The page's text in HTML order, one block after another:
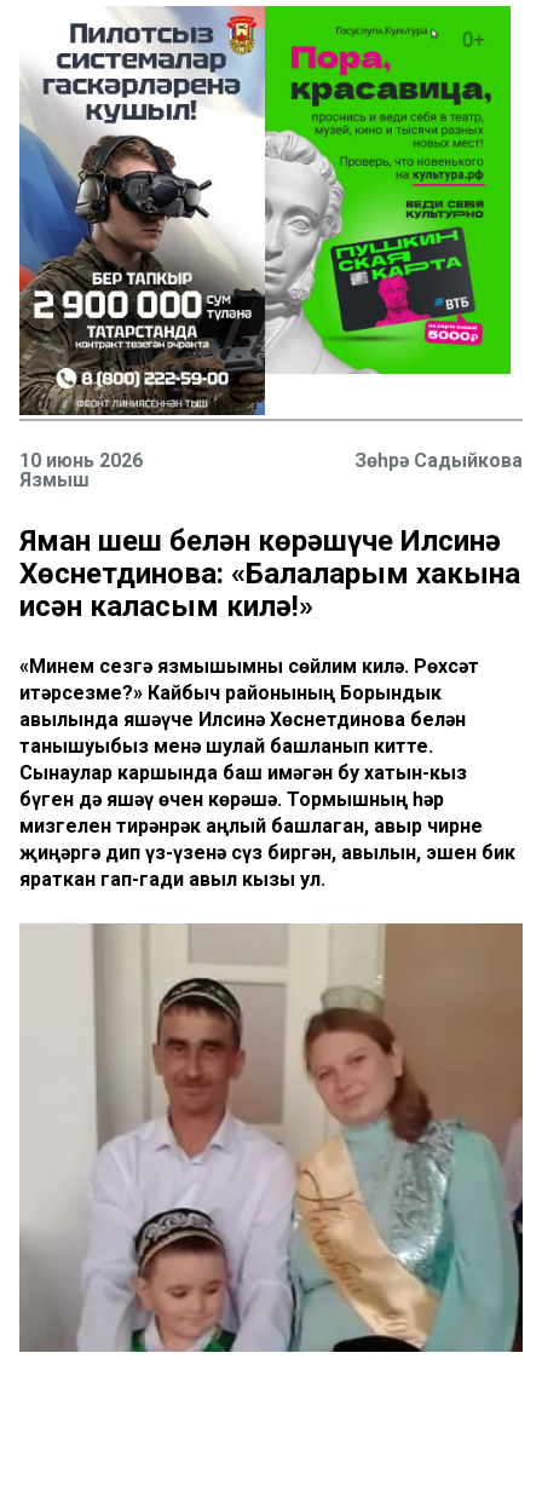
10 июнь 2026
Язмыш
Зөһрә Садыйкова
Яман шеш белән көрәшүче Илсинә
Хөснетдинова: «Балаларым хакына
исән каласым килә!»
«Минем сезгә язмышымны сөйлим килә. Рөхсәт
итәрсезме?» Кайбыч районының Борындык
авылында яшәүче Илсинә Хөснетдинова белән
танышуыбыз менә шулай башланып китте.
Сынаулар каршында баш имәгән бу хатын-кыз
бүген дә яшәү өчен көрәшә. Тормышның һәр
мизгелен тирәнрәк аңлый башлаган, авыр чирне
җиңәргә дип үз-үзенә сүз биргән, авылын, эшен бик
яраткан гап-гади авыл кызы ул.